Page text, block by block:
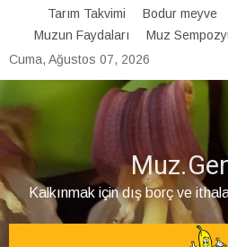
content
Tarım Takvimi Bodur meyve
Muzun Faydaları
Muz
Cuma, Ağustos 07, 2026
Kalkınmak için dış borç ve